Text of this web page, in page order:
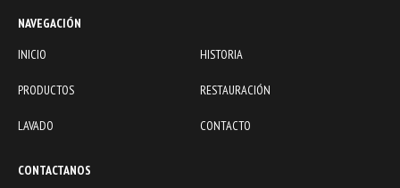
NAVEGACIÓN
INICIO
HISTORIA
PRODUCTOS RESTAURACIÓN
LAVADO CONTACTO
CONTACTANOS